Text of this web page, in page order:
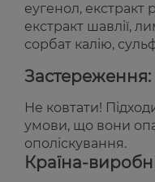
еугенол, екстракт
екстракт шавлії,
сорбат калію,
Застереження:
Не ковтати!
умови, що вони
ополіскування.
Країна-